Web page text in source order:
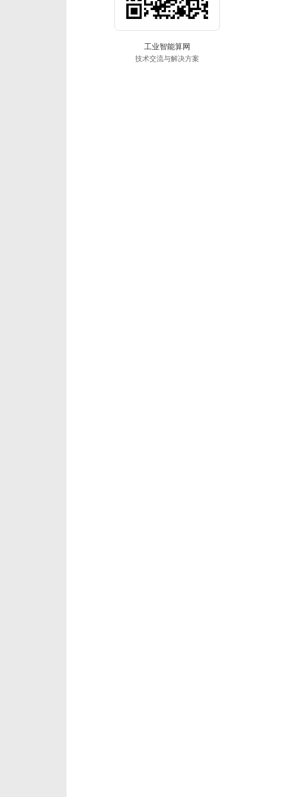
工业智能算网
技术交流与解决方案